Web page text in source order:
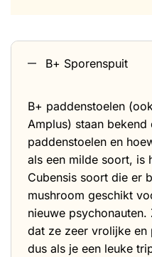
B+ Sporenspuit
B+ paddenstoelen
Amplus) staan bekend
paddenstoelen en
als een milde soort, is
Cubensis soort die er
mushroom geschikt
nieuwe
dat ze zeer vrolijke
dus als je een leuke